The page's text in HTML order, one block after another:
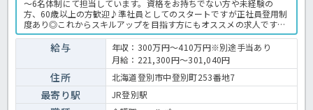
～6名体制にて担当しています。資格をお持ちでない方や未経験の
方、60歳以上の方歓迎♪準社員としてのスタートですが正社員登用制
度あり◎これからスキルアップを目指す方にもオススメの求人です
よ！ご興味のある方はお気軽にお問合せ下さい♪特別養護老人ホーム
での介護業務全般です。 ＜介護職 準職員 特別養護老人ホームの求
給与
年収：300万円～410万円※別途手当あり
月給：221,300円～301,040円
住所 北海道登別市中登別町253番地7
最寄り駅 JR登別駅